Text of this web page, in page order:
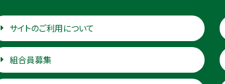
サイトのご利用について
組合員募集